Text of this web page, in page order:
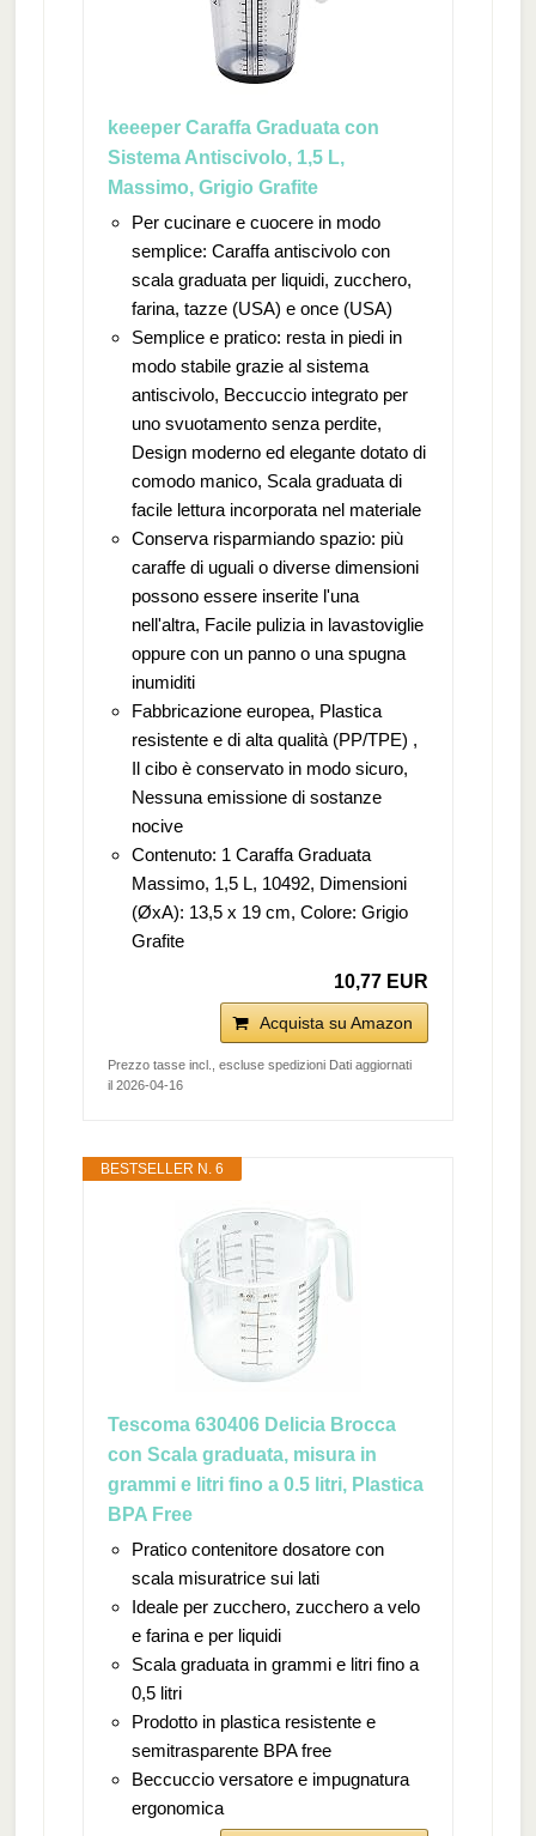
keeeper Caraffa Graduata con
Sistema Antiscivolo, 1,5 L,
Massimo, Grigio Grafite
Per cucinare e cuocere in modo
semplice: Caraffa antiscivolo con
scala graduata per liquidi, zucchero,
farina, tazze (USA) e once (USA)
Semplice e pratico: resta in piedi in
modo stabile grazie al sistema
antiscivolo, Beccuccio integrato per
uno svuotamento senza perdite,
Design moderno ed elegante dotato di
comodo manico, Scala graduata di
facile lettura incorporata nel materiale
Conserva risparmiando spazio: più
caraffe di uguali o diverse dimensioni
possono essere inserite l'una
nell'altra, Facile pulizia in lavastoviglie
oppure con un panno o una spugna
inumiditi
Fabbricazione europea, Plastica
resistente e di alta qualità (PP/TPE) ,
Il cibo è conservato in modo sicuro,
Nessuna emissione di sostanze
nocive
Contenuto: 1 Caraffa Graduata
Massimo, 1,5 L, 10492, Dimensioni
(ØxA): 13,5 x 19 cm, Colore: Grigio
Grafite
10,77 EUR
Acquista su Amazon
Prezzo tasse incl., escluse spedizioni Dati aggiornati
il 2026-04-16
BESTSELLER N. 6
Tescoma 630406 Delicia Brocca
con Scala graduata, misura in
grammi e litri fino a 0.5 litri, Plastica
BPA Free
Pratico contenitore dosatore con
scala misuratrice sui lati
Ideale per zucchero, zucchero a velo
e farina e per liquidi
Scala graduata in grammi e litri fino a
0,5 litri
Prodotto in plastica resistente e
semitrasparente BPA free
Beccuccio versatore e impugnatura
ergonomica